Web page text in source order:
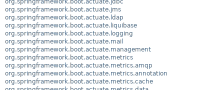
org.springframework.boot.actuate.jms
org.springframework.boot.actuate.ldap
org.springframework.boot.actuate.liquibase
org.springframework.boot.actuate.logging
org.springframework.boot.actuate.mail
org.springframework.boot.actuate.management
org.springframework.boot.actuate.metrics
org.springframework.boot.actuate.metrics.amqp
org.springframework.boot.actuate.metrics.annotation
org.springframework.boot.actuate.metrics.cache